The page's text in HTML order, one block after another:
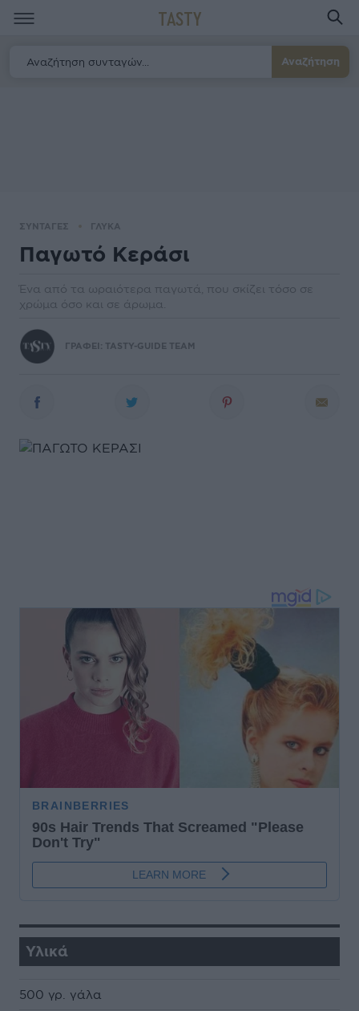
TASTY
Αναζήτηση
ΣΥΝΤΑΓΕΣ ΓΛΥΚΑ
Παγωτό Κεράσι
Ένα από τα ωραιότερα παγωτά, που σκίζει τόσο σε
χρώμα όσο και σε άρωμα.
ΓΡΑΦΕΙ: TASTY-GUIDE TEAM
Υλικά
500 γρ. γάλα